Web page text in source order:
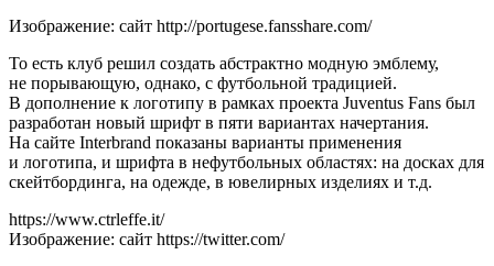
Изображение: сайт http://portugese.fansshare.com/
То есть клуб решил создать абстрактно модную эмблему,
не порывающую, однако, с футбольной традицией.
В дополнение к логотипу в рамках проекта Juventus Fans был
разработан новый шрифт в пяти вариантах начертания.
На сайте Interbrand показаны варианты применения
и логотипа, и шрифта в нефутбольных областях: на досках для
скейтбординга, на одежде, в ювелирных изделиях и т.д.
https://www.ctrleffe.it/
Изображение: сайт https://twitter.com/